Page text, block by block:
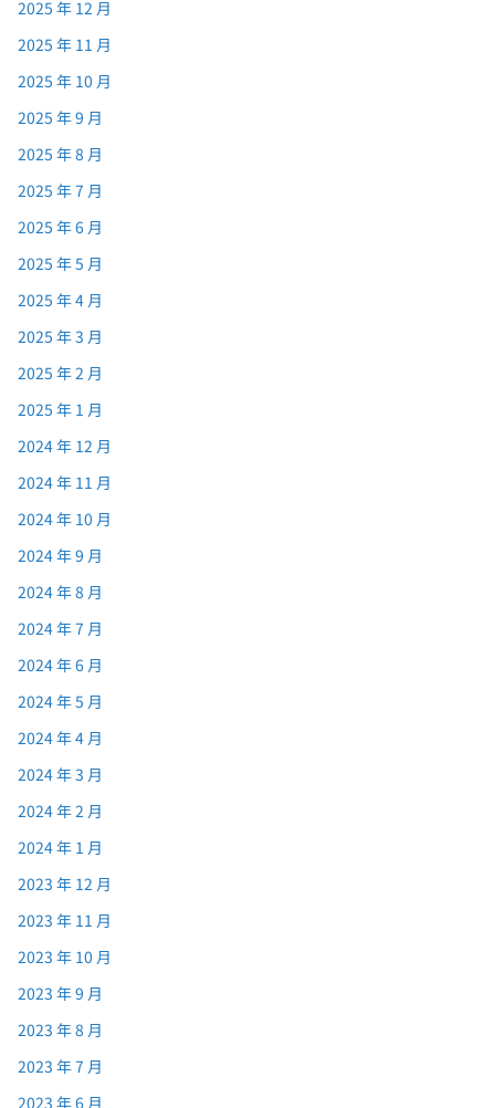
2025 年 12 月
2025 年 11 月
2025 年 10 月
2025 年 9 月
2025 年 8 月
2025 年 7 月
2025 年 6 月
2025 年 5 月
2025 年 4 月
2025 年 3 月
2025 年 2 月
2025 年 1 月
2024 年 12 月
2024 年 11 月
2024 年 10 月
2024 年 9 月
2024 年 8 月
2024 年 7 月
2024 年 6 月
2024 年 5 月
2024 年 4 月
2024 年 3 月
2024 年 2 月
2024 年 1 月
2023 年 12 月
2023 年 11 月
2023 年 10 月
2023 年 9 月
2023 年 8 月
2023 年 7 月
2023 年 6 月